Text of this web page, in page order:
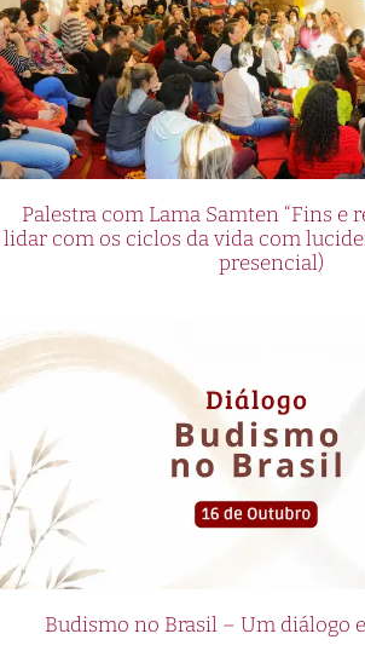
Palestra com Lama Samten “Fins e
lidar com os ciclos da vida com
presencial)
Budismo no Brasil – Um diálogo